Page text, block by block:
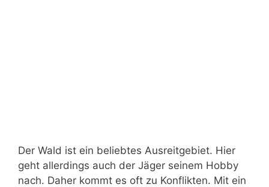
Der Wald ist ein beliebtes Ausreitgebiet. Hier
geht allerdings auch der Jäger seinem Hobby
nach. Daher kommt es oft zu Konflikten. Mit ein